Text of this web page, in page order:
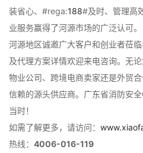
装省心、#rega:188#及时、管理高
业服务赢得了河源市场的广泛认可。
河源地区诚邀广大客户和创业者莅
及代理方案详情欢迎来电咨询。无
物业公司、跨境电商卖家还是外贸
信赖的源头供应商。广东省消防安
当时！
如需了解更多，请访问：
热线： 4006-016-119